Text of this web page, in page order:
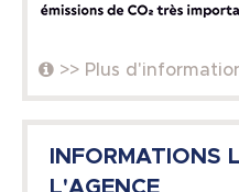
>> Plus
INFORMATIONS